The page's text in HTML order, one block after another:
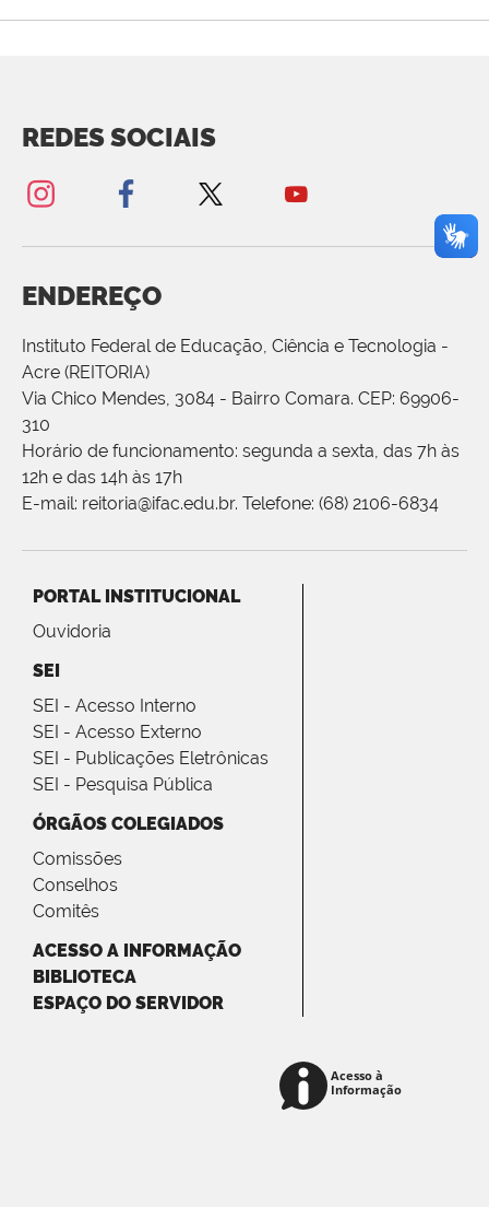
REDES SOCIAIS
ENDEREÇO
Instituto Federal de Educação, Ciência e Tecnologia -
Acre (REITORIA)
Via Chico Mendes, 3084 - Bairro Comara. CEP: 69906-
310
Horário de funcionamento: segunda a sexta, das 7h às
12h e das 14h às 17h
E-mail: reitoria@ifac.edu.br. Telefone: (68) 2106-6834
PORTAL INSTITUCIONAL
Ouvidoria
SEI
SEI - Acesso Interno
SEI - Acesso Externo
SEI - Publicações Eletrônicas
SEI - Pesquisa Pública
ÓRGÃOS COLEGIADOS
Comissões
Conselhos
Comitês
ACESSO A INFORMAÇÃO
BIBLIOTECA
ESPAÇO DO SERVIDOR